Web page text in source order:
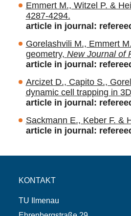
Emmert M., Witzel P. &
4287-4294.
article in journal:
Gorelashvili M., Emmert
geometry, New Journal of
article in journal:
Arcizet D., Capito S.,
dynamic cell trapping in
article in journal:
Sackmann E., Keber F. &
article in journal:
KONTAKT
TU Ilmenau